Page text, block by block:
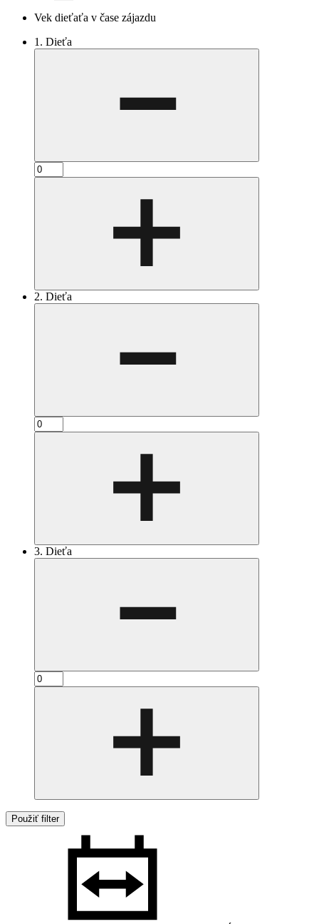
Vek dieťaťa v čase zájazdu
1. Dieťa
2. Dieťa
3. Dieťa
Použiť filter